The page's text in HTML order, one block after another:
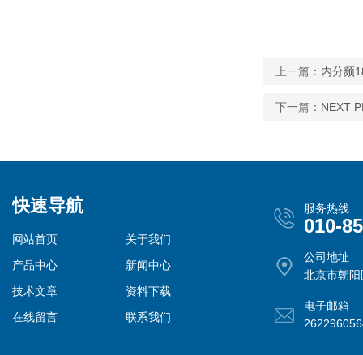
上一篇： 内分频
下一篇： NEXT
快速导航
网站首页
关于我们
产品中心
新闻中心
技术文章
资料下载
在线留言
联系我们
服务热线
010-
公司地址
北京市朝
电子邮箱